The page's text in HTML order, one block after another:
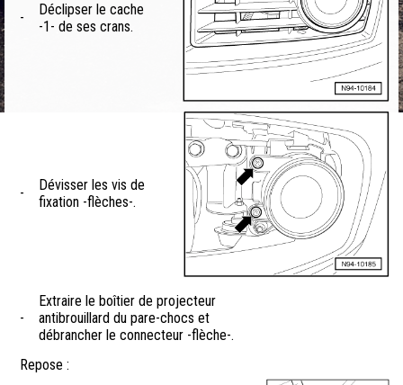
-
Déclipser le cache
-1- de ses crans.
-
Dévisser les vis de
fixation -flèches-.
-
Extraire le boîtier de projecteur
antibrouillard du pare-chocs et
débrancher le connecteur -flèche-.
Repose :